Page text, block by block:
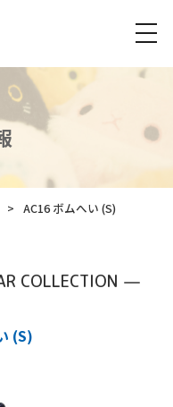
AC16 ボムへい (S)
COLLECTION
(S)